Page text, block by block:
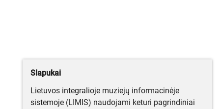
Slapukai
Lietuvos integralioje muziejų informacinėje
sistemoje (LIMIS) naudojami keturi pagrindiniai